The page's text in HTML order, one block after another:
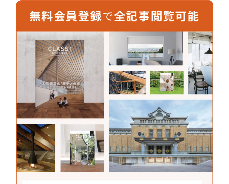
こちらの照明はスタッフがリサーチのなかで見つけ
てきたもので、「Triton」の施工時にはまだ発売前
となっており、予約状態の新商品でした。「Trito
n」の完成とほぼ同時期の発売だったため、住宅で
納入したのはおそらく日本全国で最初の事例ではな
いかと勝手に思っています（笑）。ベース照明は一
般的にスポット的に照らすダウンライトか空間全体
に光が広がるシーリングの二択です。しかし、こち
らの照明はダウンライトでもなくシーリングライト
でもない、じわっと広がる淡い光が今までにない照
明だと感じました。シームレスに天井の一部分がつ
ままれて光るような不思議な照明のあり方に、住宅
照明の新たな選択肢になり得ると感じて採用しまし
た。